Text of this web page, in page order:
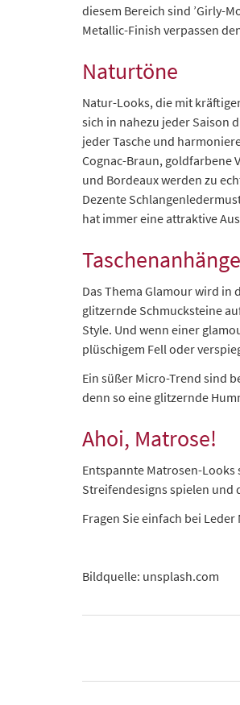
diesem Bereich sind ’Girly-
Metallic-Finish verpassen
Naturtöne
Natur-Looks, die mit
sich in nahezu jeder Saison
jeder Tasche und
Cognac-Braun, goldfarbene
und Bordeaux werden zu
Dezente
hat immer eine attraktive
Das Thema Glamour wird in
glitzernde Schmucksteine
Style. Und wenn einer
plüschigem Fell oder
Ein süßer Micro-Trend sind
denn so eine glitzernde
Ahoi, Matrose!
Entspannte Matrosen-Looks
Streifendesigns spielen und
Fragen Sie einfach bei
Bildquelle: unsplash.com